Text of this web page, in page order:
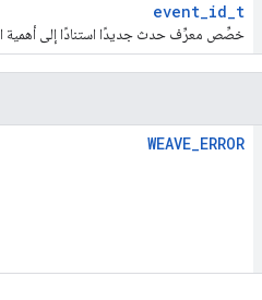
event_id_t
خصِّص معرِّف حدث جديدًا استنادًا إلى أهمية
WEAVE_ERROR